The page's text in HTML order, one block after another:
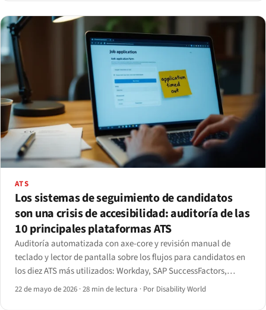
ATS
Los sistemas de seguimiento de candidatos
son una crisis de accesibilidad: auditoría de las
10 principales plataformas ATS
Auditoría automatizada con axe-core y revisión manual de
teclado y lector de pantalla sobre los flujos para candidatos en
los diez ATS más utilizados: Workday, SAP SuccessFactors,
Oracle Taleo, iCIMS, Greenhouse, Lever, BambooHR, Workable,
22 de mayo de 2026 ·28 min de lectura · Por Disability World